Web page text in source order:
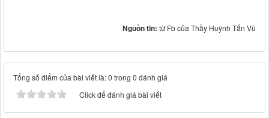
Nguồn tin: từ Fb của Thầy Huỳnh Tấn Vũ
Tổng số điểm của bài viết là: 0 trong 0 đánh giá
Click để đánh giá bài viết